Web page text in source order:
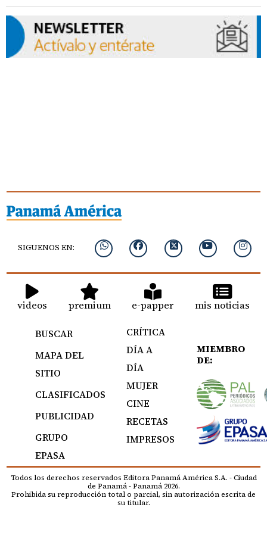
SIGUENOS EN:
videos premium e-papper mis noticias
BUSCAR
MAPA DEL
SITIO
CLASIFICADOS
PUBLICIDAD
GRUPO
EPASA
CRÍTICA
DÍA A
DÍA
MUJER
CINE
RECETAS
IMPRESOS
MIEMBRO
DE:
Todos los derechos reservados Editora Panamá América S.A. - Ciudad
de Panamá - Panamá 2026.
Prohibida su reproducción total o parcial, sin autorización escrita de
su titular.